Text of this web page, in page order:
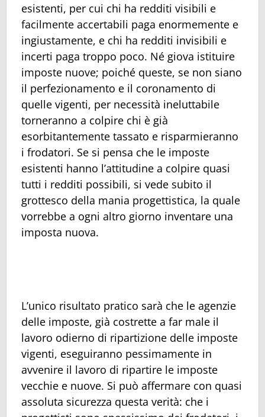
esistenti, per cui chi ha redditi visibili e
facilmente accertabili paga enormemente e
ingiustamente, e chi ha redditi invisibili e
incerti paga troppo poco. Né giova istituire
imposte nuove; poiché queste, se non siano
il perfezionamento e il coronamento di
quelle vigenti, per necessità ineluttabile
torneranno a colpire chi è già
esorbitantemente tassato e risparmieranno
i frodatori. Se si pensa che le imposte
esistenti hanno l’attitudine a colpire quasi
tutti i redditi possibili, si vede subito il
grottesco della mania progettistica, la quale
vorrebbe a ogni altro giorno inventare una
imposta nuova.
L’unico risultato pratico sarà che le agenzie
delle imposte, già costrette a far male il
lavoro odierno di ripartizione delle imposte
vigenti, eseguiranno pessimamente in
avvenire il lavoro di ripartire le imposte
vecchie e nuove. Si può affermare con quasi
assoluta sicurezza questa verità: che i